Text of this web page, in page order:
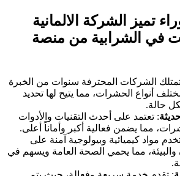
تميز الشركة الالمانية
في الشرابية من منصة
الشركات المحترفة سنوات من الخبرة
أنواع الحشرات، مما يتيح لها تحديد
حالة.
: تعتمد على أحدث التقنيات والأدوات
مما يضمن فعالية أكبر وأماناً أعلى.
مواد كيميائية وبيولوجية آمنة على
والبيئة، مما يحمي الصحة العامة ويسهم في